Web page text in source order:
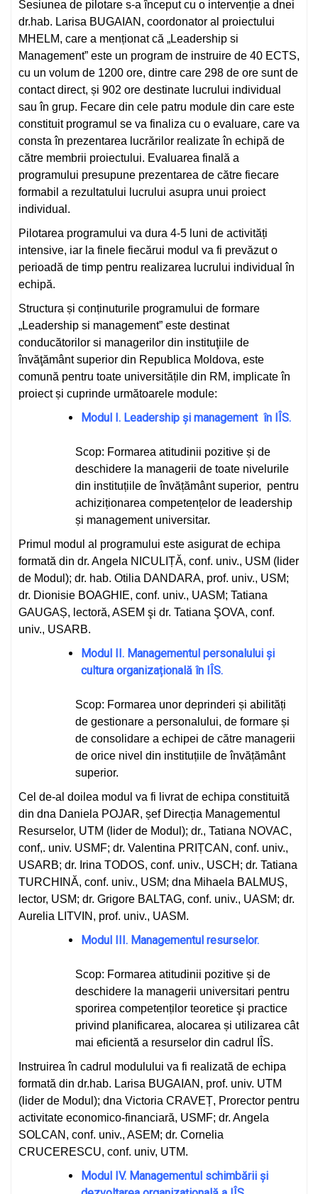
Sesiunea de pilotare s-a început cu o intervenție a dnei
dr.hab. Larisa BUGAIAN, coordonator al proiectului
MHELM, care a menționat că „Leadership si
Management” este un program de instruire de 40 ECTS,
cu un volum de 1200 ore, dintre care 298 de ore sunt de
contact direct, și 902 ore destinate lucrului individual
sau în grup. Fecare din cele patru module din care este
constituit programul se va finaliza cu o evaluare, care va
consta în prezentarea lucrărilor realizate în echipă de
către membrii proiectului. Evaluarea finală a
programului presupune prezentarea de către fiecare
formabil a rezultatului lucrului asupra unui proiect
individual.
Pilotarea programului va dura 4-5 luni de activități
intensive, iar la finele fiecărui modul va fi prevăzut o
perioadă de timp pentru realizarea lucrului individual în
echipă.
Structura și conținuturile programului de formare
„Leadership si management” este destinat
conducătorilor si managerilor din instituţiile de
învăţământ superior din Republica Moldova, este
comună pentru toate universitățile din RM, implicate în
proiect și cuprinde următoarele module:
Modul I. Leadership și management în IÎS.
Scop: Formarea atitudinii pozitive și de
deschidere la managerii de toate nivelurile
din instituțiile de învățământ superior, pentru
achiziționarea competențelor de leadership
și management universitar.
Primul modul al programului este asigurat de echipa
formată din dr. Angela NICULIȚĂ, conf. univ., USM (lider
de Modul); dr. hab. Otilia DANDARA, prof. univ., USM;
dr. Dionisie BOAGHIE, conf. univ., UASM; Tatiana
GAUGAȘ, lectoră, ASEM şi dr. Tatiana ŞOVA, conf.
univ., USARB.
Modul II. Managementul personalului și
cultura organizațională în IÎS.
Scop: Formarea unor deprinderi și abilități
de gestionare a personalului, de formare și
de consolidare a echipei de către managerii
de orice nivel din instituțiile de învățământ
superior.
Cel de-al doilea modul va fi livrat de echipa constituită
din dna Daniela POJAR, șef Direcția Managementul
Resurselor, UTM (lider de Modul); dr., Tatiana NOVAC,
conf,. univ. USMF; dr. Valentina PRIȚCAN, conf. univ.,
USARB; dr. Irina TODOS, conf. univ., USCH; dr. Tatiana
TURCHINĂ, conf. univ., USM; dna Mihaela BALMUȘ,
lector, USM; dr. Grigore BALTAG, conf. univ., UASM; dr.
Aurelia LITVIN, prof. univ., UASM.
Modul III. Managementul resurselor.
Scop: Formarea atitudinii pozitive și de
deschidere la managerii universitari pentru
sporirea competenților teoretice şi practice
privind planificarea, alocarea și utilizarea cât
mai eficientă a resurselor din cadrul IÎS.
Instruirea în cadrul modulului va fi realizată de echipa
formată din dr.hab. Larisa BUGAIAN, prof. univ. UTM
(lider de Modul); dna Victoria CRAVEȚ, Prorector pentru
activitate economico-financiară, USMF; dr. Angela
SOLCAN, conf. univ., ASEM; dr. Cornelia
CRUCERESCU, conf. univ, UTM.
Modul IV. Managementul schimbării și